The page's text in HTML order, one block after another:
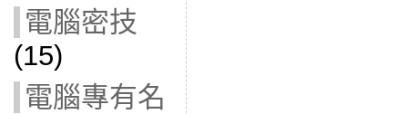
電腦密技
(15)
電腦專有名